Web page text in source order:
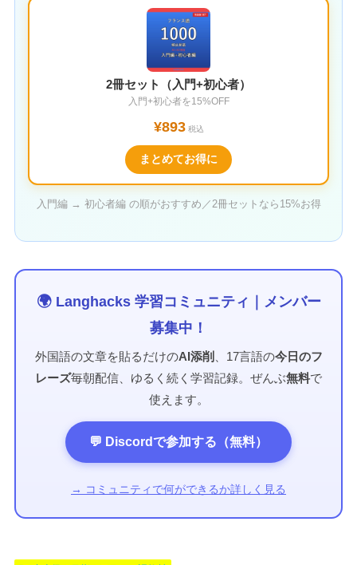
2冊セット（入門+初心者）
入門+初心者を15%OFF
¥893税込
まとめてお得に
入門編 → 初心者編 の順がおすすめ／2冊セットなら15%お得
🌍 Langhacks 学習コミュニティ｜メンバー
募集中！
外国語の文章を貼るだけのAI添削 、17言語の今日のフ
レーズ毎朝配信、ゆるく続く学習記録。ぜんぶ無料で
使えます。
💬 Discordで参加する（無料）
→ コミュニティで何ができるか詳しく見る